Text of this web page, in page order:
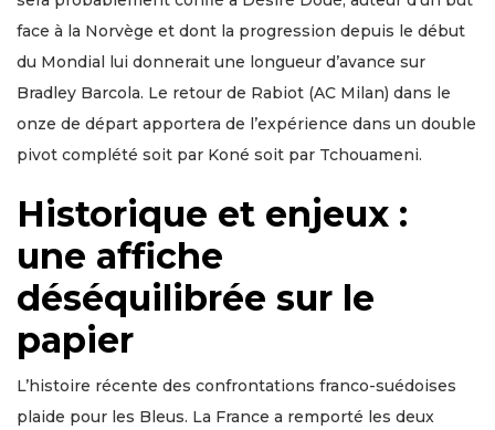
face à la Norvège et dont la progression depuis le début
du Mondial lui donnerait une longueur d’avance sur
Bradley Barcola. Le retour de Rabiot (AC Milan) dans le
onze de départ apportera de l’expérience dans un double
pivot complété soit par Koné soit par Tchouameni.
Historique et enjeux :
une affiche
déséquilibrée sur le
papier
L’histoire récente des confrontations franco-suédoises
plaide pour les Bleus. La France a remporté les deux